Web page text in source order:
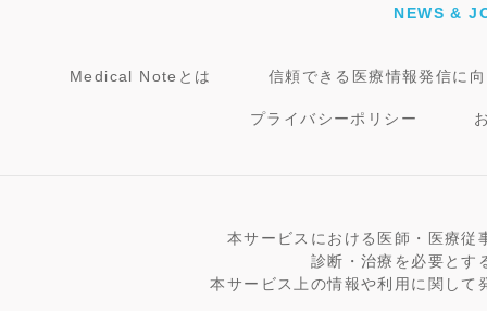
NEWS &
Medical Noteとは 信頼できる医療情報発信に
プライバシーポリシー
本サービスにおける医師・医療従
診断・治療を必要とす
本サービス上の情報や利用に関し